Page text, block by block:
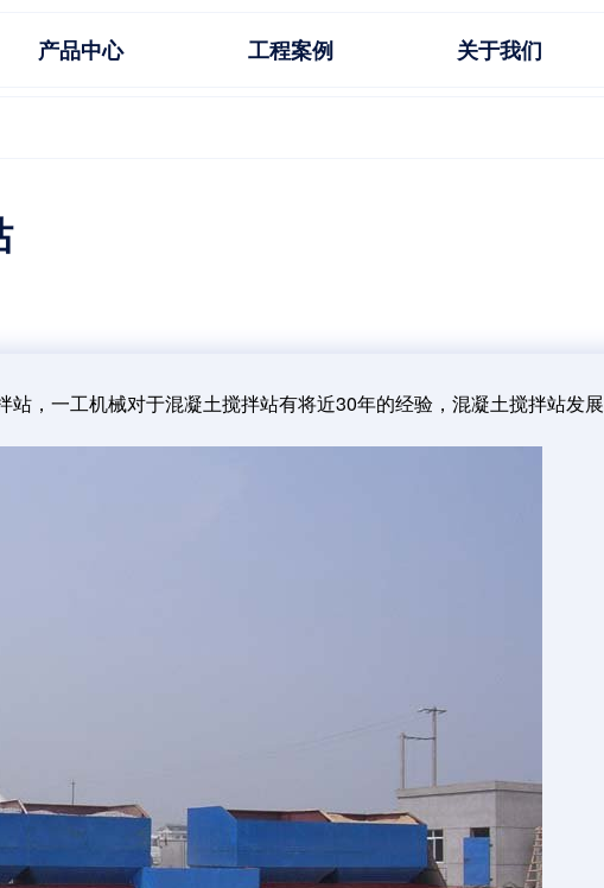
产品中心 工程案例 关于我们
，一工机械对于混凝土搅拌站有将近30年的经验，混凝土搅拌站发展